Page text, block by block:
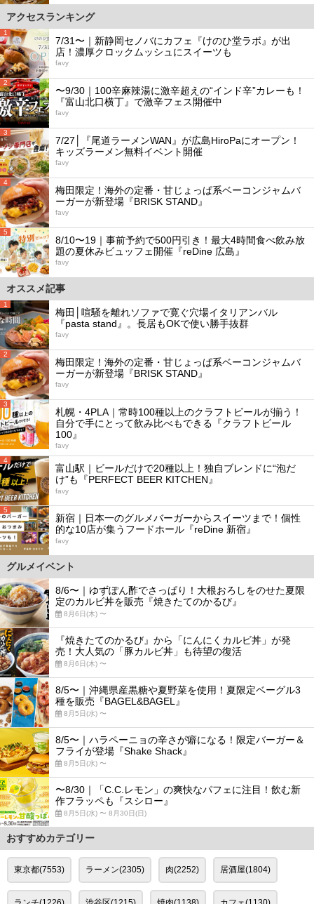
アクセスランキング
1
7/31〜｜新静岡セノバにカフェ『けのひ堂ラボ』が出
店！濃厚クロックムッシュにスイーツも
favy
2
〜9/30｜100辛麻辣湯に激辛超えの“インド辛”カレーも！
『富山北口横丁』で激辛フェス開催中
favy
3
7/27│『尾道ラーメンWAN』が広島HiroPaにオープン！
キッズラーメン無料イベント開催
favy
4
梅田限定！海外の定番・甘じょっぱ系ベーコンジャムバ
ーガーが新登場『BRISK STAND』
favy
5
8/10〜19｜事前予約で500円引き！最大4時間食べ飲み放
題の夏休みビュッフェ開催『reDine 広島』
favy
オススメ記事
1
梅田│喧騒を離れソファで寛ぐ穴場イタリアンバル
『pasta stand』。長居もOKで使い勝手抜群
favy
2
梅田限定！海外の定番・甘じょっぱ系ベーコンジャムバ
ーガーが新登場『BRISK STAND』
favy
3
札幌・4PLA｜常時100種以上のクラフトビールが揃う！
自分で手にとって飲み比べもできる『クラフトビール
100』
favy
4
富山駅｜ビールだけで20種以上！独自ブレンドに“泡だ
け”も『PERFECT BEER KITCHEN』
favy
5
新宿｜日本一のグルメバーガーからスイーツまで！個性
的な10店が集うフードホール『reDine 新宿』
favy
グルメイベント
8/6〜｜ゆずぽん酢でさっぱり！大根おろしをのせた夏限
定のカルビ丼を販売『焼きたてのかるび』
8月6日(木) 〜
『焼きたてのかるび』から「にんにくカルビ丼」が発
売！大人気の「豚カルビ丼」も待望の復活
8月6日(木) 〜
8/5〜｜沖縄県産黒糖や夏野菜を使用！夏限定ベーグル3
種を販売『BAGEL&BAGEL』
8月5日(水) 〜
8/5〜｜ハラペーニョの辛さが癖になる！限定バーガー＆
フライが登場『Shake Shack』
8月5日(水) 〜
〜8/30｜「C.C.レモン」の爽快なパフェに注目！飲む新
作フラッペも『スシロー』
8月5日(水) 〜 8月30日(日)
おすすめカテゴリー
東京都(7553) ラーメン(2305) 肉(2252) 居酒屋(1804)